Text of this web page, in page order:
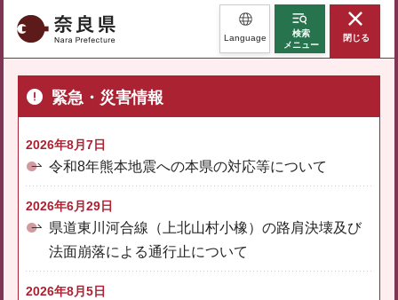
奈良県 Language
検索
メニュー
閉じる
緊急・災害情報
2026年8月7日
令和8年熊本地震への本県の対応等について
2026年6月29日
県道東川河合線（上北山村小橡）の路肩決壊及び
法面崩落による通行止について
2026年8月5日